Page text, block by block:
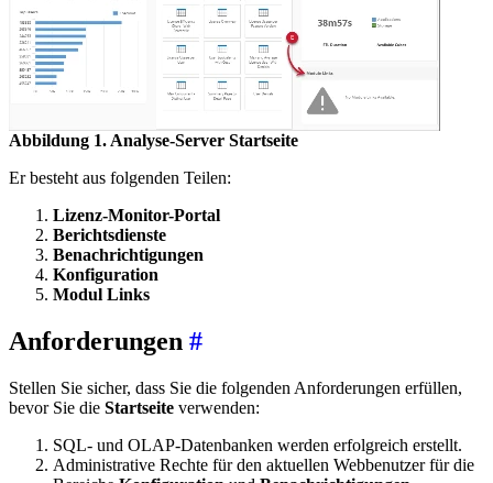
Abbildung 1. Analyse-Server Startseite
Er besteht aus folgenden Teilen:
Lizenz-Monitor-Portal
Berichtsdienste
Benachrichtigungen
Konfiguration
Modul Links
Anforderungen #
Stellen Sie sicher, dass Sie die folgenden Anforderungen erfüllen,
bevor Sie die Startseite verwenden:
SQL- und OLAP-Datenbanken werden erfolgreich erstellt.
Administrative Rechte für den aktuellen Webbenutzer für die